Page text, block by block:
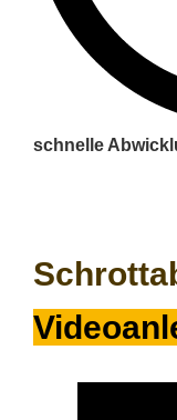
schnelle